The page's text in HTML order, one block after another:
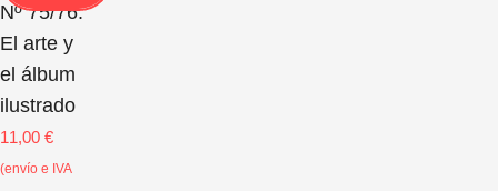
Nº 75/76.
El arte y
el álbum
ilustrado
11,00 €
(envío e IVA